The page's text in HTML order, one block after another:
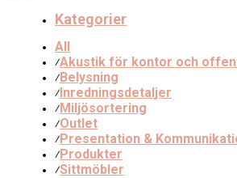
Kategorier
All
⁄Akustik för kontor och
⁄Belysning
⁄Inredningsdetaljer
⁄Miljösortering
⁄Outlet
⁄Presentation &
⁄Produkter
⁄Sittmöbler